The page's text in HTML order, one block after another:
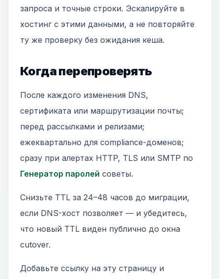
запроса и точные строки. Эскалируйте в
хостинг с этими данными, а не повторяйте
ту же проверку без ожидания кеша.
Когда перепроверять
После каждого изменения DNS,
сертификата или маршрутизации почты;
перед рассылками и релизами;
ежеквартально для compliance-доменов;
сразу при алертах HTTP, TLS или SMTP по
Генератор паролей советы.
Снизьте TTL за 24–48 часов до миграции,
если DNS-хост позволяет — и убедитесь,
что новый TTL виден публично до окна
cutover.
Добавьте ссылку на эту страницу и